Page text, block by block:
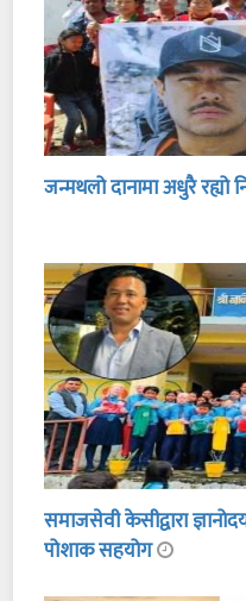
जन्मथलो दानामा अधुरै
समाजसेवी केसीद्वारा
पोशाक सहयोग